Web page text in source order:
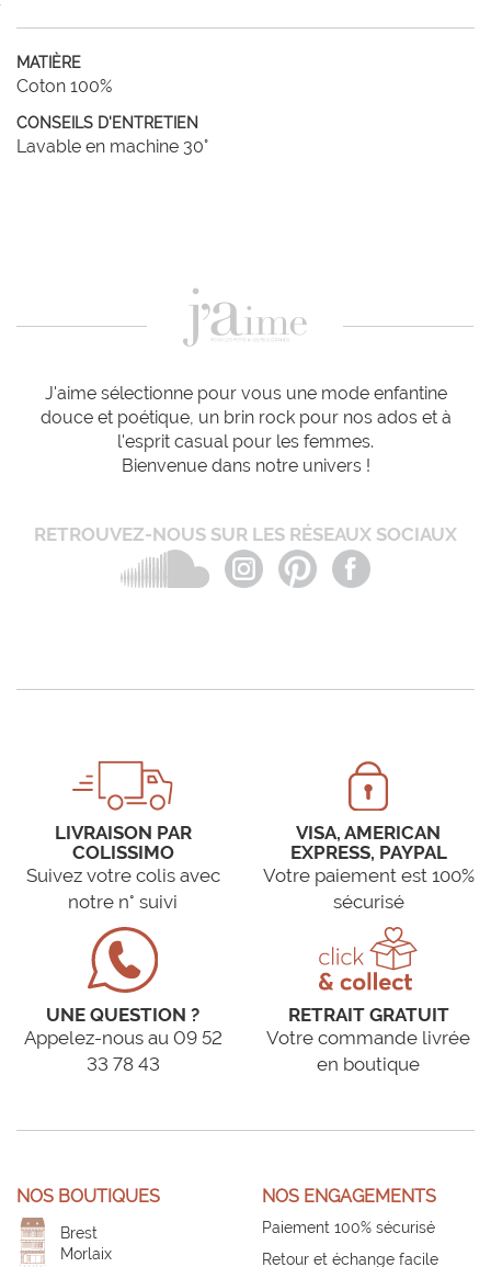
MATIÈRE
Coton 100%
CONSEILS D'ENTRETIEN
Lavable en machine 30°
J'aime sélectionne pour vous une mode enfantine
douce et poétique, un brin rock pour nos ados et à
l'esprit casual pour les femmes.
Bienvenue dans notre univers !
RETROUVEZ-NOUS SUR LES RÉSEAUX SOCIAUX
LIVRAISON PAR
COLISSIMO
Suivez votre colis avec
notre n° suivi
VISA, AMERICAN
EXPRESS, PAYPAL
Votre paiement est 100%
sécurisé
UNE QUESTION ?
Appelez-nous au 09 52
33 78 43
RETRAIT GRATUIT
Votre commande livrée
en boutique
NOS BOUTIQUES
Brest
Morlaix
NOS ENGAGEMENTS
Paiement 100% sécurisé
Retour et échange facile